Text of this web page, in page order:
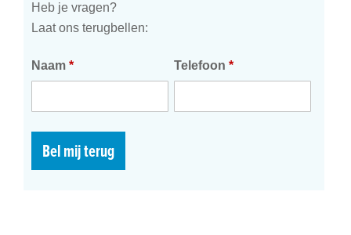
Heb je vragen?
Laat ons terugbellen:
Naam * Telefoon *
Bel mij terug